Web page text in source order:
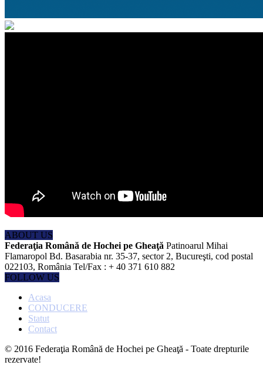
ABOUT US
Federaţia Română de Hochei pe Gheaţă Patinoarul Mihai
Flamaropol Bd. Basarabia nr. 35-37, sector 2, Bucureşti, cod postal
022103, România Tel/Fax : + 40 371 610 882
FOLLOW US
Acasa
CONDUCERE
Statut
Contact
© 2016 Federaţia Română de Hochei pe Gheaţă - Toate drepturile
rezervate!